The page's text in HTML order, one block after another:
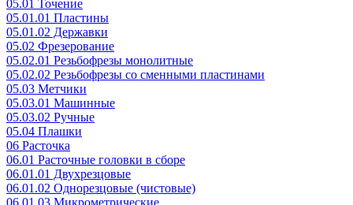
05.01 Точение
05.01.01 Пластины
05.01.02 Державки
05.02 Фрезерование
05.02.01 Резьбофрезы монолитные
05.02.02 Резьбофрезы со сменными пластинами
05.03 Метчики
05.03.01 Машинные
05.03.02 Ручные
05.04 Плашки
06 Расточка
06.01 Расточные головки в сборе
06.01.01 Двухрезцовые
06.01.02 Однорезцовые (чистовые)
06.01.03 Микрометрические